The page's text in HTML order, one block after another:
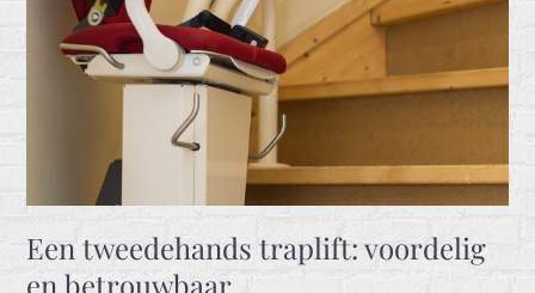
Een tweedehands traplift: voordelig
en betrouwbaar